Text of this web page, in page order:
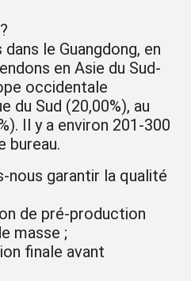
le Guangdong, en
en Asie du Sud-
occidentale
du Sud (20,00%), au
Il y a environ 201-300
bureau.
nous garantir la qualité
de pré-production
masse ;
finale avant